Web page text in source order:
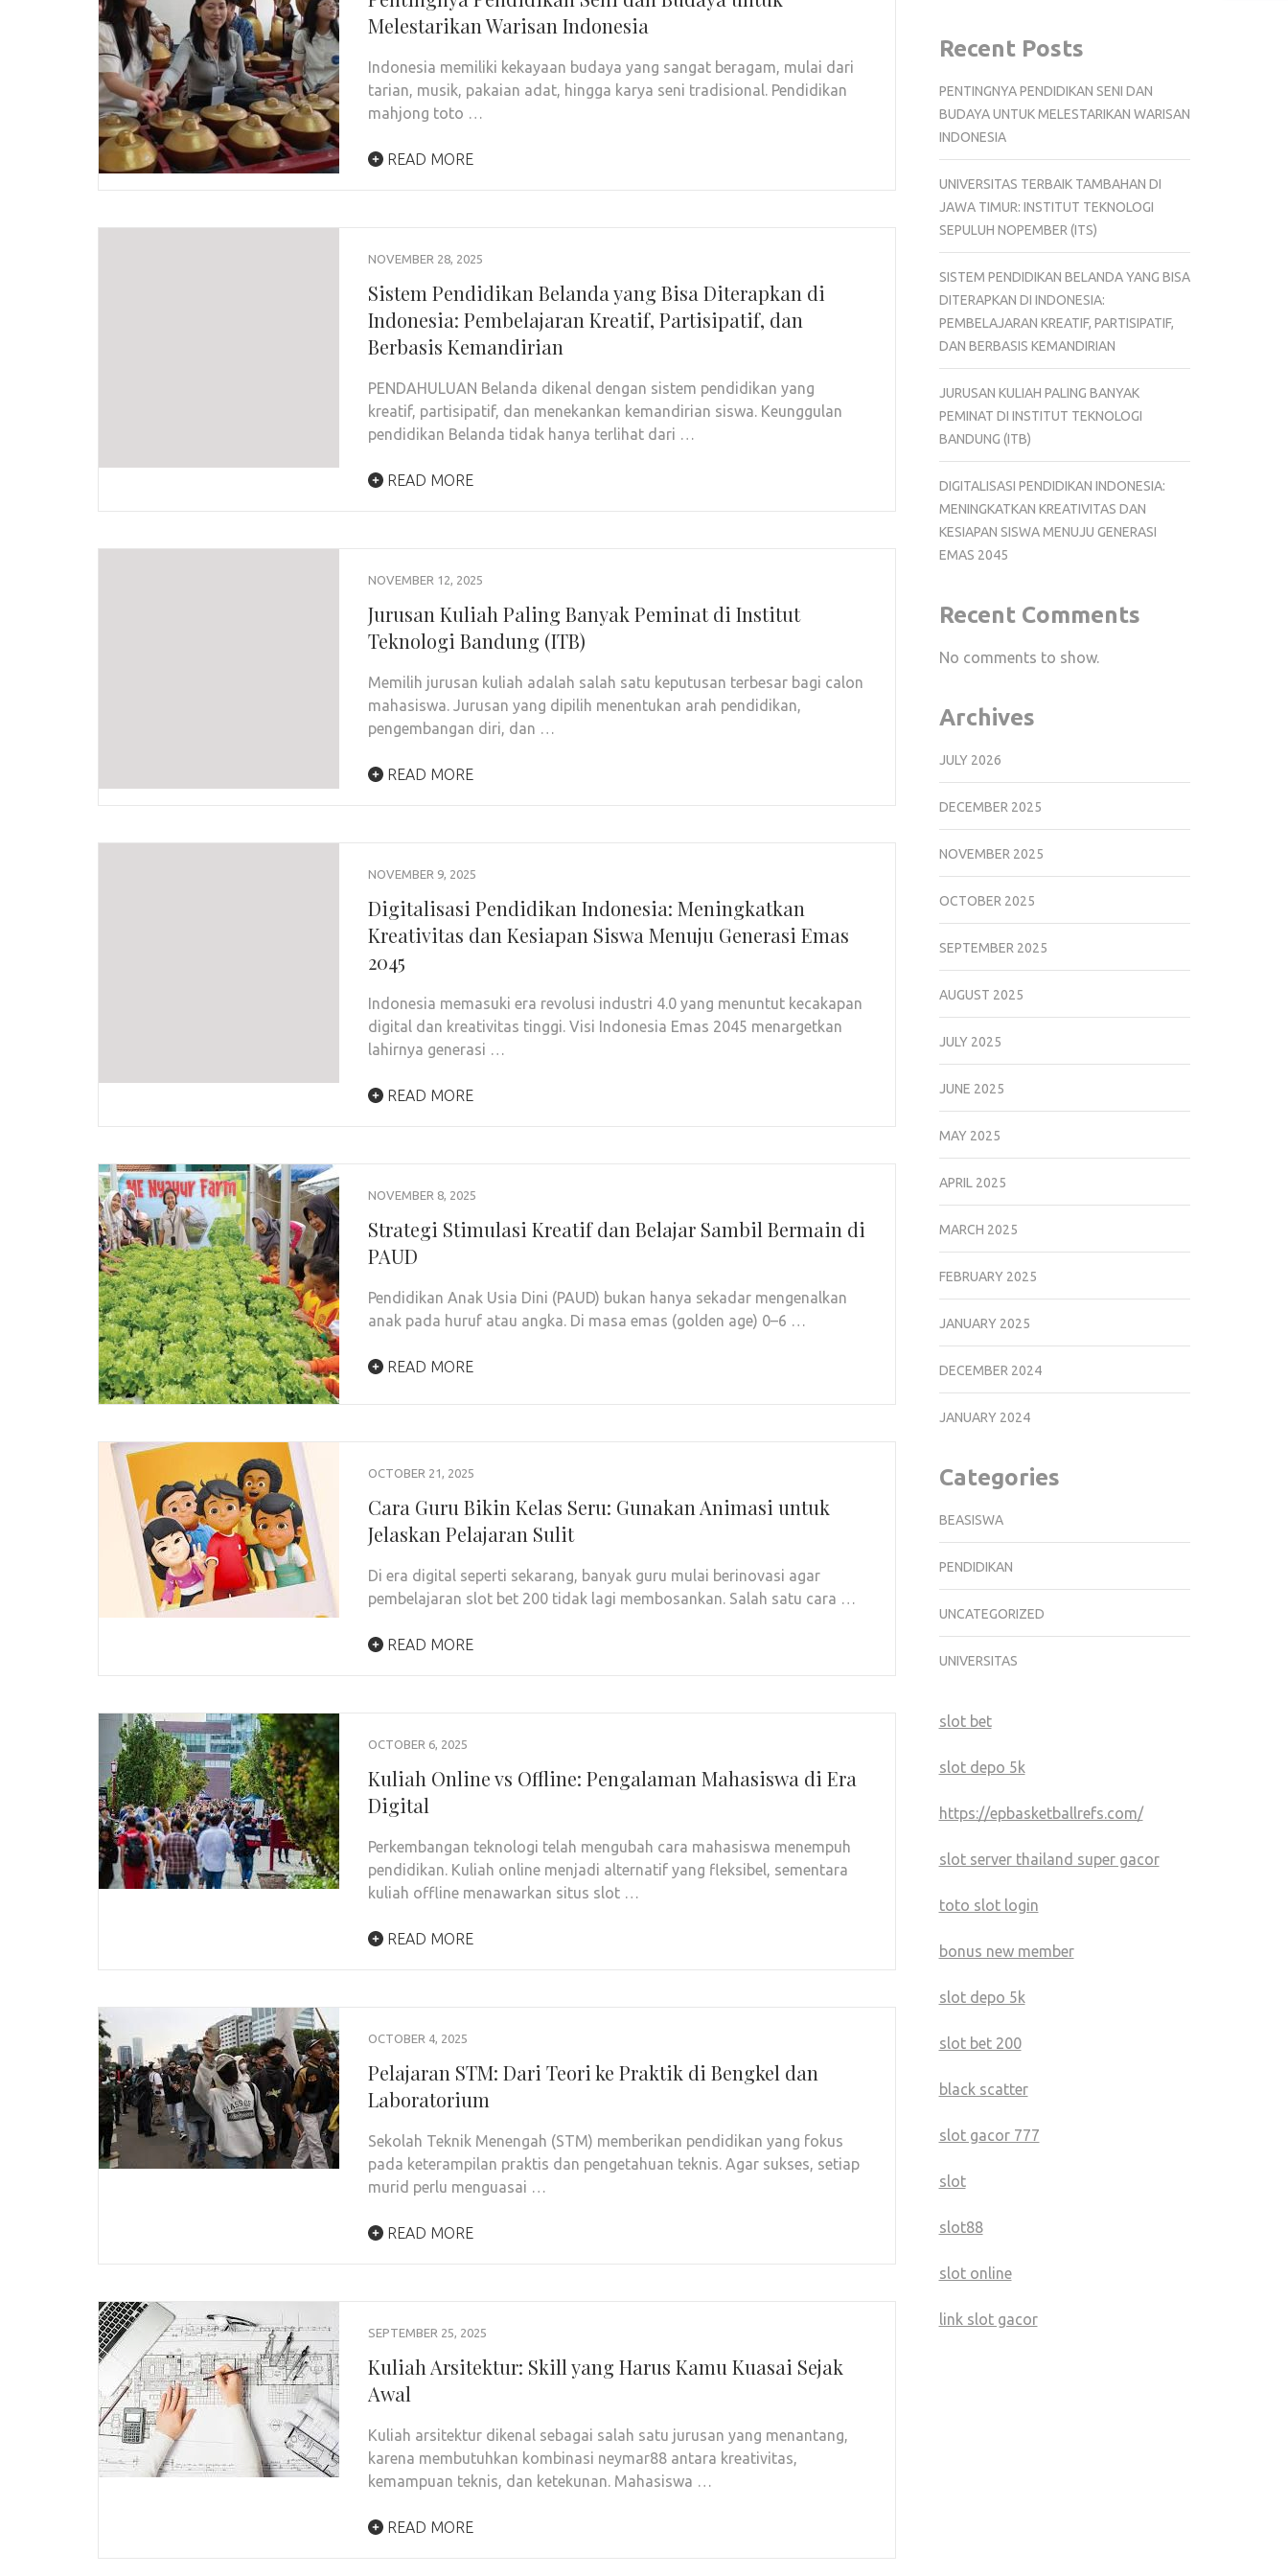
Melestarikan Warisan Indonesia
Indonesia memiliki kekayaan budaya yang sangat beragam, mulai dari
tarian, musik, pakaian adat, hingga karya seni tradisional. Pendidikan
mahjong toto …
READ MORE
NOVEMBER 28, 2025
Sistem Pendidikan Belanda yang Bisa Diterapkan di
Indonesia: Pembelajaran Kreatif, Partisipatif, dan
Berbasis Kemandirian
PENDAHULUAN Belanda dikenal dengan sistem pendidikan yang
kreatif, partisipatif, dan menekankan kemandirian siswa. Keunggulan
pendidikan Belanda tidak hanya terlihat dari …
READ MORE
NOVEMBER 12, 2025
Jurusan Kuliah Paling Banyak Peminat di Institut
Teknologi Bandung (ITB)
Memilih jurusan kuliah adalah salah satu keputusan terbesar bagi calon
mahasiswa. Jurusan yang dipilih menentukan arah pendidikan,
pengembangan diri, dan …
READ MORE
NOVEMBER 9, 2025
Digitalisasi Pendidikan Indonesia: Meningkatkan
Kreativitas dan Kesiapan Siswa Menuju Generasi Emas
2045
Indonesia memasuki era revolusi industri 4.0 yang menuntut kecakapan
digital dan kreativitas tinggi. Visi Indonesia Emas 2045 menargetkan
lahirnya generasi …
READ MORE
NOVEMBER 8, 2025
Strategi Stimulasi Kreatif dan Belajar Sambil Bermain di
PAUD
Pendidikan Anak Usia Dini (PAUD) bukan hanya sekadar mengenalkan
anak pada huruf atau angka. Di masa emas (golden age) 0–6 …
READ MORE
OCTOBER 21, 2025
Cara Guru Bikin Kelas Seru: Gunakan Animasi untuk
Jelaskan Pelajaran Sulit
Di era digital seperti sekarang, banyak guru mulai berinovasi agar
pembelajaran slot bet 200 tidak lagi membosankan. Salah satu cara …
READ MORE
OCTOBER 6, 2025
Kuliah Online vs Offline: Pengalaman Mahasiswa di Era
Digital
Perkembangan teknologi telah mengubah cara mahasiswa menempuh
pendidikan. Kuliah online menjadi alternatif yang fleksibel, sementara
kuliah offline menawarkan situs slot …
READ MORE
OCTOBER 4, 2025
Pelajaran STM: Dari Teori ke Praktik di Bengkel dan
Laboratorium
Sekolah Teknik Menengah (STM) memberikan pendidikan yang fokus
pada keterampilan praktis dan pengetahuan teknis. Agar sukses, setiap
murid perlu menguasai …
READ MORE
SEPTEMBER 25, 2025
Kuliah Arsitektur: Skill yang Harus Kamu Kuasai Sejak
Awal
Kuliah arsitektur dikenal sebagai salah satu jurusan yang menantang,
karena membutuhkan kombinasi neymar88 antara kreativitas,
kemampuan teknis, dan ketekunan. Mahasiswa …
READ MORE
Recent Posts
PENTINGNYA PENDIDIKAN SENI DAN
BUDAYA UNTUK MELESTARIKAN WARISAN
INDONESIA
UNIVERSITAS TERBAIK TAMBAHAN DI
JAWA TIMUR: INSTITUT TEKNOLOGI
SEPULUH NOPEMBER (ITS)
SISTEM PENDIDIKAN BELANDA YANG BISA
DITERAPKAN DI INDONESIA:
PEMBELAJARAN KREATIF, PARTISIPATIF,
DAN BERBASIS KEMANDIRIAN
JURUSAN KULIAH PALING BANYAK
PEMINAT DI INSTITUT TEKNOLOGI
BANDUNG (ITB)
DIGITALISASI PENDIDIKAN INDONESIA:
MENINGKATKAN KREATIVITAS DAN
KESIAPAN SISWA MENUJU GENERASI
EMAS 2045
Recent Comments
No comments to show.
Archives
JULY 2026
DECEMBER 2025
NOVEMBER 2025
OCTOBER 2025
SEPTEMBER 2025
AUGUST 2025
JULY 2025
JUNE 2025
MAY 2025
APRIL 2025
MARCH 2025
FEBRUARY 2025
JANUARY 2025
DECEMBER 2024
JANUARY 2024
Categories
BEASISWA
PENDIDIKAN
UNCATEGORIZED
UNIVERSITAS
slot bet
slot depo 5k
https://epbasketballrefs.com/
slot server thailand super gacor
toto slot login
bonus new member
slot depo 5k
slot bet 200
black scatter
slot gacor 777
slot
slot88
slot online
link slot gacor